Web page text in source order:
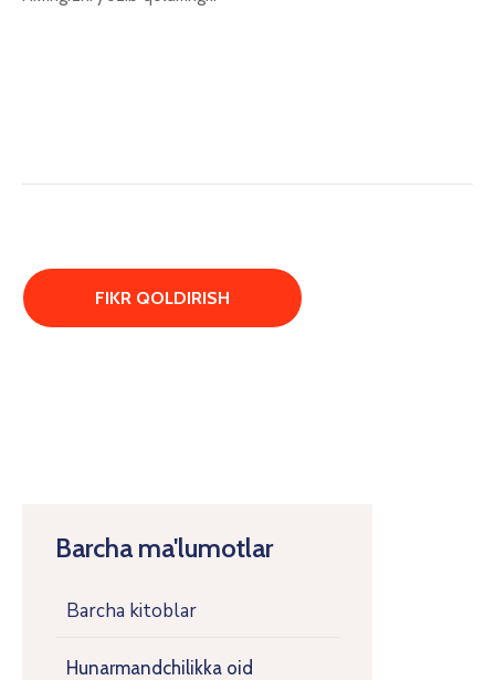
Barcha ma'lumotlar
Barcha kitoblar
Hunarmandchilikka oid